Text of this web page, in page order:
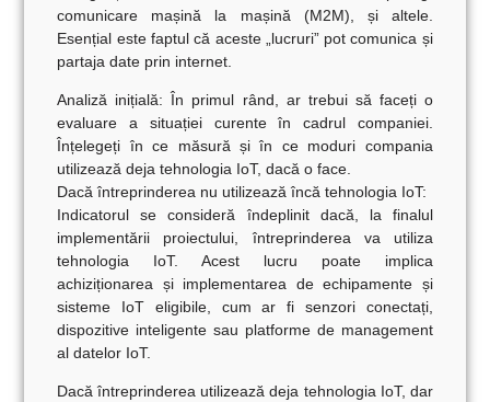
comunicare mașină la mașină (M2M), și altele.
Esențial este faptul că aceste „lucruri” pot comunica și
partaja date prin internet.
Analiză inițială: În primul rând, ar trebui să faceți o
evaluare a situației curente în cadrul companiei.
Înțelegeți în ce măsură și în ce moduri compania
utilizează deja tehnologia IoT, dacă o face.
Dacă întreprinderea nu utilizează încă tehnologia IoT:
Indicatorul se consideră îndeplinit dacă, la finalul
implementării proiectului, întreprinderea va utiliza
tehnologia IoT. Acest lucru poate implica
achiziționarea și implementarea de echipamente și
sisteme IoT eligibile, cum ar fi senzori conectați,
dispozitive inteligente sau platforme de management
al datelor IoT.
Dacă întreprinderea utilizează deja tehnologia IoT, dar